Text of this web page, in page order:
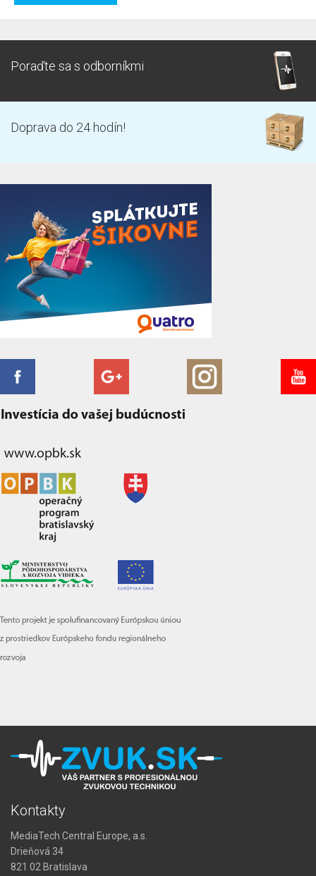
Poraďte sa s odborníkmi
Doprava do 24 hodín!
Kontakty
MediaTech Central Europe, a.s.
Drieňová 34
821 02 Bratislava